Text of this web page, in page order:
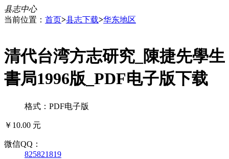
县志中心
当前位置： 首页>县志下载>华东地区
清代台湾方志研究_陳捷先學生
書局1996版_PDF电子版下载
格式：PDF电子版
￥10.00 元
微信QQ：
825821819